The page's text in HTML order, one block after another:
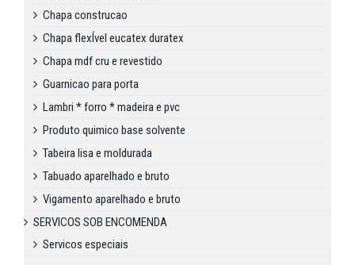
Chapa construcao
Chapa flexÍvel eucatex duratex
Chapa mdf cru e revestido
Guarnicao para porta
Lambri * forro * madeira e pvc
Produto quimico base solvente
Tabeira lisa e moldurada
Tabuado aparelhado e bruto
Vigamento aparelhado e bruto
SERVICOS SOB ENCOMENDA
Servicos especiais